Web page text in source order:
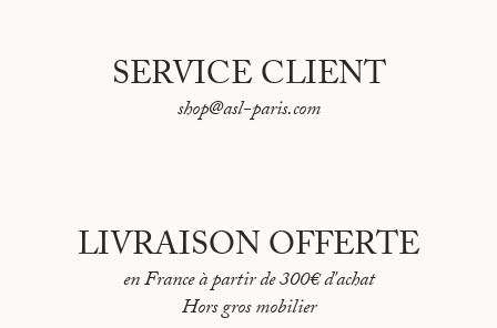
SERVICE CLIENT
shop@asl-paris.com
LIVRAISON OFFERTE
en France à partir de 300€ d'achat
Hors gros mobilier